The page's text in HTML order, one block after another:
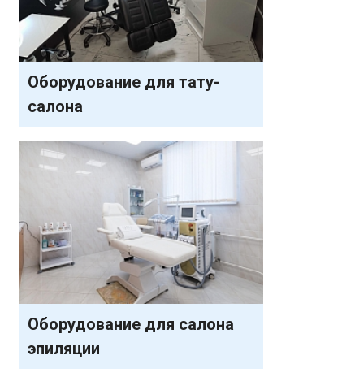
Оборудование для тату-
салона
Оборудование для салона
эпиляции